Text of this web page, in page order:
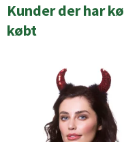
Kunder der har
købt